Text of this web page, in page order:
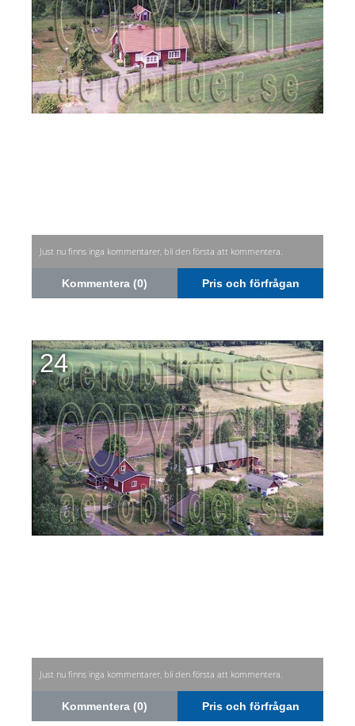
Just nu finns inga kommentarer, bli den första att kommentera.
Kommentera (0) Pris och förfrågan
24
Just nu finns inga kommentarer, bli den första att kommentera.
Kommentera (0) Pris och förfrågan